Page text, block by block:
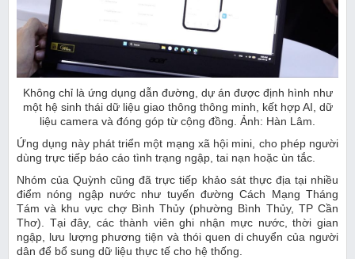
Không chỉ là ứng dụng dẫn đường, dự án được định hình như
một hệ sinh thái dữ liệu giao thông thông minh, kết hợp AI, dữ
liệu camera và đóng góp từ cộng đồng. Ảnh: Hàn Lâm.
Ứng dụng này phát triển một mạng xã hội mini, cho phép người
dùng trực tiếp báo cáo tình trạng ngập, tai nạn hoặc ùn tắc.
Nhóm của Quỳnh cũng đã trực tiếp khảo sát thực địa tại nhiều
điểm nóng ngập nước như tuyến đường Cách Mạng Tháng
Tám và khu vực chợ Bình Thủy (phường Bình Thủy, TP Cần
Thơ). Tại đây, các thành viên ghi nhận mực nước, thời gian
ngập, lưu lượng phương tiện và thói quen di chuyển của người
dân để bổ sung dữ liệu thực tế cho hệ thống.